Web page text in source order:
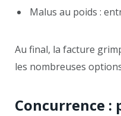
Malus au poids :
Au final, la facture
les nombreuses
Concurrence